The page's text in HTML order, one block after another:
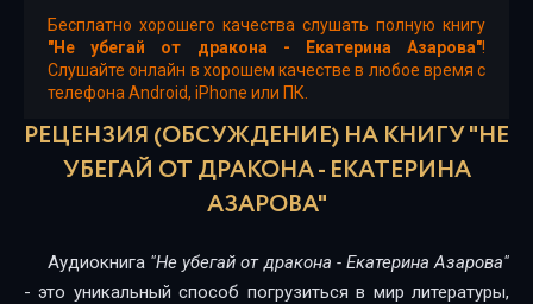
14Бесплатно хорошего качества слушать полную книгу
"Не убегай от дракона - Екатерина Азарова"!
Слушайте онлайн в хорошем качестве в любое время с
телефона Android, iPhone или ПК.
РЕЦЕНЗИЯ (ОБСУЖДЕНИЕ) НА КНИГУ "НЕ
УБЕГАЙ ОТ ДРАКОНА - ЕКАТЕРИНА
АЗАРОВА"
Аудиокнига "Не убегай от дракона - Екатерина Азарова"
- это уникальный способ погрузиться в мир литературы,